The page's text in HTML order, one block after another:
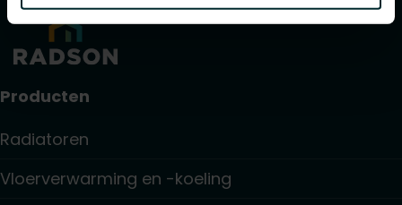
Producten
Radiatoren
Vloerverwarming en -koeling